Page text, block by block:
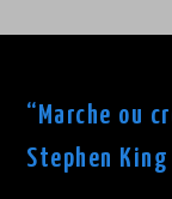
“Marche ou
Stephen King